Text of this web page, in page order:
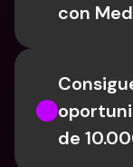
con
de